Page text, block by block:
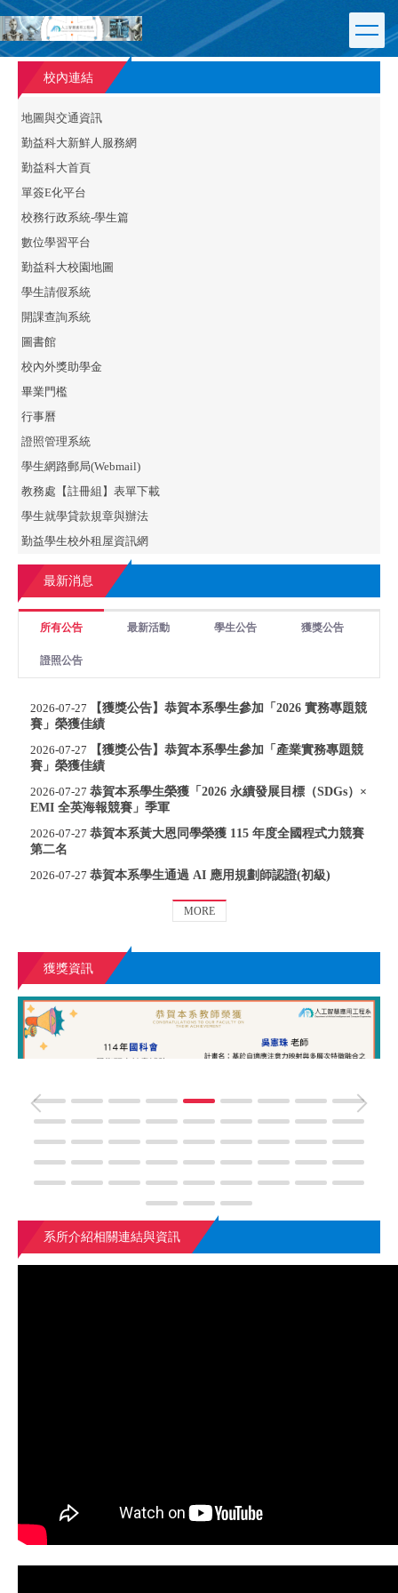
跳
到
主
要
校內連結
地圖與交通資訊
勤益科大新鮮人服務網
勤益科大首頁
單簽E化平台
校務行政系統-學生篇
數位學習平台
勤益科大校園地圖
學生請假系統
開課查詢系統
圖書館
校內外獎助學金
畢業門檻
行事曆
證照管理系統
學生網路郵局(Webmail)
教務處【註冊組】表單下載
學生就學貸款規章與辦法
勤益學生校外租屋資訊網
最新消息
所有公告 最新活動 學生公告 獲獎公告
證照公告
2026-07-27
【獲獎公告】恭賀本系學生參加「2026 實務專題競
賽」榮獲佳績
2026-07-27
【獲獎公告】恭賀本系學生參加「產業實務專題競
賽」榮獲佳績
2026-07-27 恭賀本系學生榮獲「2026 永續發展目標（SDGs）×
EMI 全英海報競賽」季軍
2026-07-27 恭賀本系黃大恩同學榮獲 115 年度全國程式力競賽
第二名
2026-07-27 恭賀本系學生通過 AI 應用規劃師認證(初級)
MORE
獲獎資訊
系所介紹相關連結與資訊